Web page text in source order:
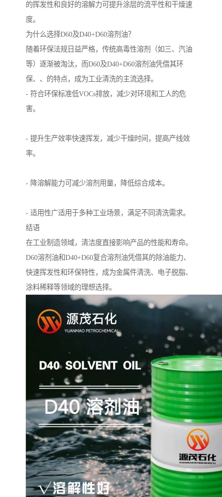
的挥发性和良好的溶解力可提升涂层的流平性和干燥速
度。
为什么选择D60及D40+D60溶剂油？
随着环保法规日益严格，传统高毒性溶剂（如三、汽油
等）逐渐被淘汰，而D60及D40+D60溶剂油凭借其环
保、、的特点，成为工业清洗的主流选择。
- 符合环保标准低VOCs排放，减少对环境和工人的危
害。
- 提升生产效率快速挥发，减少干燥时间，提高产线效
率。
- 降溶解能力可减少溶剂用量，降低综合成本。
- 适用性广适用于多种工业场景，满足不同清洗需求。
结语
在工业制造领域，清洁度直接影响产品的性能和寿命。
D60溶剂油和D40+D60复合溶剂油凭借其的除油能力、
快速挥发性和环保特性，成为金属件清洗、电子脱脂、
涂料稀释等领域的理想选择。